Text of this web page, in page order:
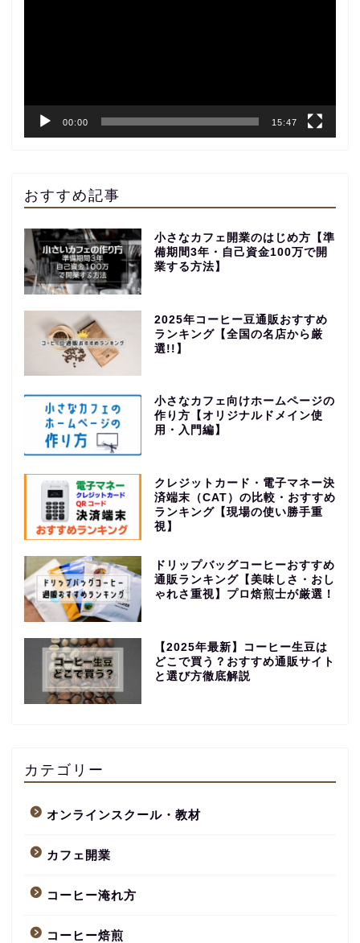
00:00 15:47
おすすめ記事
小さなカフェ開業のはじめ方【準
備期間3年・自己資金100万で開
業する方法】
2025年コーヒー豆通販おすすめ
ランキング【全国の名店から厳
選!!】
小さなカフェ向けホームページの
作り方【オリジナルドメイン使
用・入門編】
クレジットカード・電子マネー決
済端末（CAT）の比較・おすすめ
ランキング【現場の使い勝手重
視】
ドリップバッグコーヒーおすすめ
通販ランキング【美味しさ・おし
ゃれさ重視】プロ焙煎士が厳選！
【2025年最新】コーヒー生豆は
どこで買う？おすすめ通販サイト
と選び方徹底解説
カテゴリー
オンラインスクール・教材
カフェ開業
コーヒー淹れ方
コーヒー焙煎
【完全版】小さなカフェ
開業準備・必要なもの一
コーヒー焙煎のやり方